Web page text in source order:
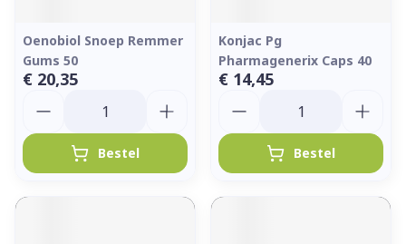
Oenobiol Snoep Remmer
Gums 50
€ 20,35
Bestel
Konjac Pg
Pharmagenerix Caps 40
€ 14,45
Bestel